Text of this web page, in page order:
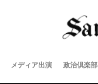
メディア出演 政治倶楽部